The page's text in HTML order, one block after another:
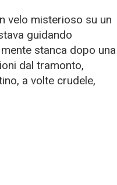
velo misterioso su un
guidando
stanca dopo una
dal tramonto,
a volte crudele,